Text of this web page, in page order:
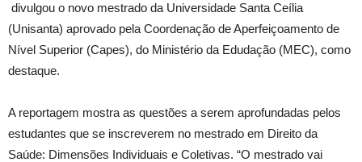
divulgou o novo mestrado da Universidade Santa Ceília
(Unisanta) aprovado pela Coordenação de Aperfeiçoamento de
Nível Superior (Capes), do Ministério da Edudação (MEC), como
destaque.
A reportagem mostra as questões a serem aprofundadas pelos
estudantes que se inscreverem no mestrado em Direito da
Saúde: Dimensões Individuais e Coletivas. “O mestrado vai